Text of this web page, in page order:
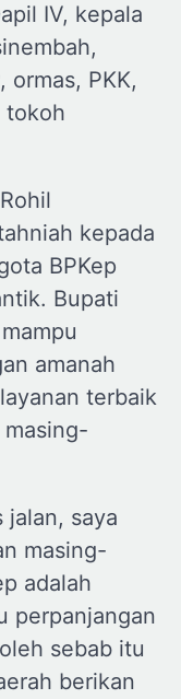
IV, kepala
ormas, PKK,
tokoh
kepada
BPKep
Bupati
amanah
terbaik
jalan, saya
masing-
adalah
perpanjangan
sebab itu
berikan